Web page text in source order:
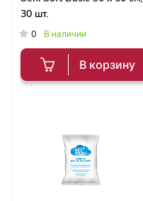
30 шт.
0 В наличии
В корзину